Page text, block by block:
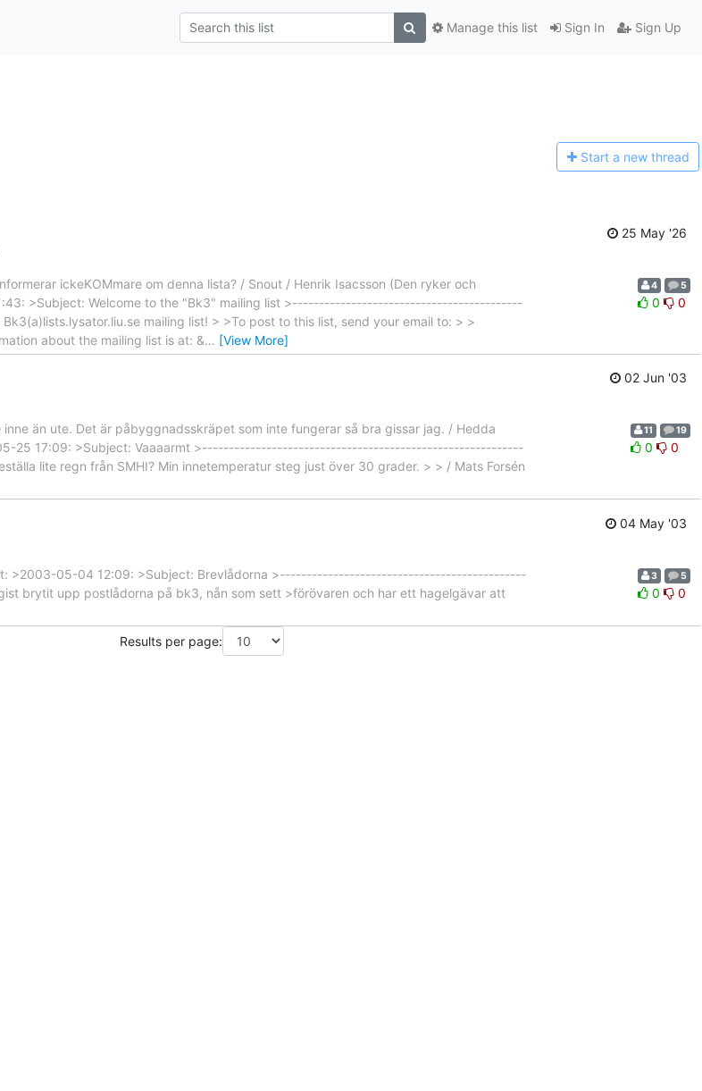
Sign In Sign Up
Manage this list
Start a new thread
25 May '26
ickeKOMmare om denna lista? / Snout / Henrik Isacsson (Den ryker och
>Subject: Welcome to the "Bk3" mailing list >-------------------------------------------
mailing list! > >To post to this list, send your email to: > >
about the mailing list is at: &… [View More]
4 5
0 0
02 Jun '03
än ute. Det är påbyggnadsskräpet som inte fungerar så bra gissar jag. / Hedda
05-25 17:09: >Subject: Vaaaarmt >------------------------------------------------------------
lite regn från SMHI? Min innetemperatur steg just över 30 grader. > > / Mats Forsén
11 19
0 0
04 May '03
>2003-05-04 12:09: >Subject: Brevlådorna >----------------------------------------------
brytit upp postlådorna på bk3, nån som sett >förövaren och har ett hagelgävar att
3 5
0 0
Results per page: